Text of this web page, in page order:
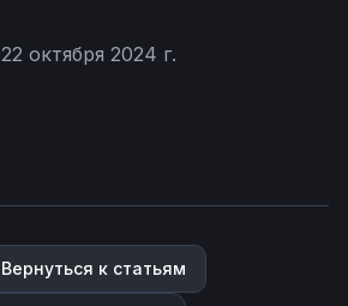
22 октября 2024 г.
Вернуться к статьям